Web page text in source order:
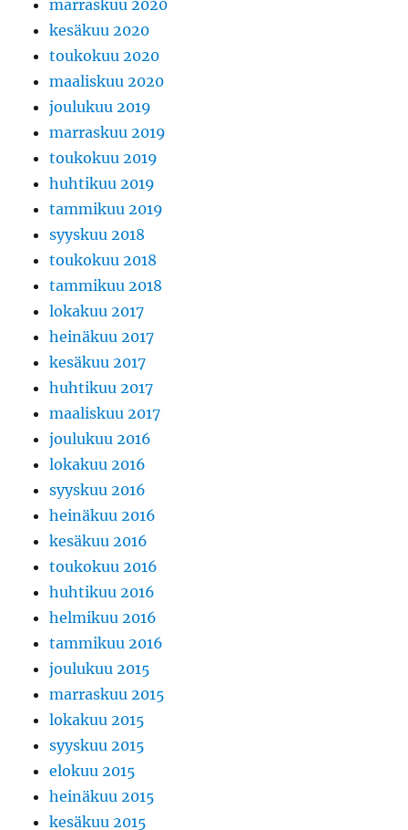
marraskuu 2020
kesäkuu 2020
toukokuu 2020
maaliskuu 2020
joulukuu 2019
marraskuu 2019
toukokuu 2019
huhtikuu 2019
tammikuu 2019
syyskuu 2018
toukokuu 2018
tammikuu 2018
lokakuu 2017
heinäkuu 2017
kesäkuu 2017
huhtikuu 2017
maaliskuu 2017
joulukuu 2016
lokakuu 2016
syyskuu 2016
heinäkuu 2016
kesäkuu 2016
toukokuu 2016
huhtikuu 2016
helmikuu 2016
tammikuu 2016
joulukuu 2015
marraskuu 2015
lokakuu 2015
syyskuu 2015
elokuu 2015
heinäkuu 2015
kesäkuu 2015